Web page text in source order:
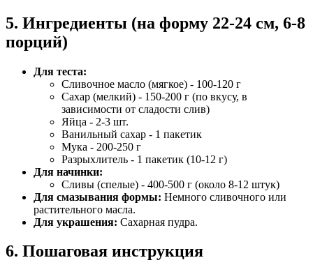
5. Ингредиенты (на форму 22-24 см, 6-8
порций)
Для теста:
Сливочное масло (мягкое) - 100-120 г
Сахар (мелкий) - 150-200 г (по вкусу, в
зависимости от сладости слив)
Яйца - 2-3 шт.
Ванильный сахар - 1 пакетик
Мука - 200-250 г
Разрыхлитель - 1 пакетик (10-12 г)
Для начинки:
Сливы (спелые) - 400-500 г (около 8-12 штук)
Для смазывания формы: Немного сливочного или
растительного масла.
Для украшения: Сахарная пудра.
6. Пошаговая инструкция